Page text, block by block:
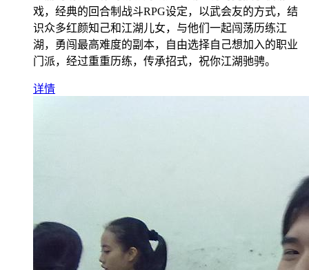
戏，经典的回合制战斗RPG设定，以武会友的方式，结
识众多红颜知己和江湖儿女，与他们一起闯荡历练江
湖，勇闯最高难度的副本，自由选择自己想加入的职业
门派，经过重重历练，传承招式，祝你江湖驰骋。
详情